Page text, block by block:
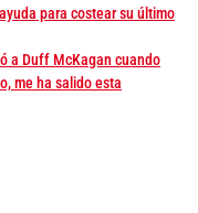
para costear su último
a Duff McKagan cuando
me ha salido esta